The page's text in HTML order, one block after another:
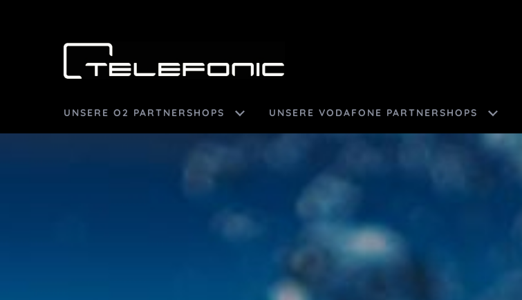
UNSERE O2 PARTNERSHOPS UNSERE VODAFONE PARTNERSHOPS